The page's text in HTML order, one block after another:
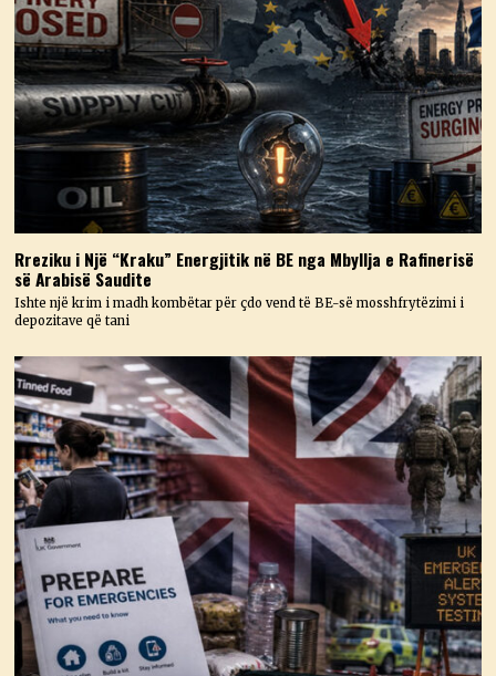
Rreziku i Një “Kraku” Energjitik në BE nga Mbyllja e Rafinerisë
së Arabisë Saudite
Ishte një krim i madh kombëtar për çdo vend të BE-së mosshfrytëzimi i
depozitave që tani